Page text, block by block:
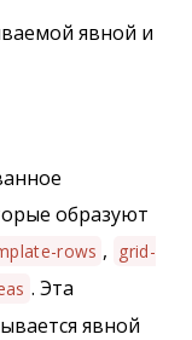
явной и
образуют
rows , grid-
. Эта
явной